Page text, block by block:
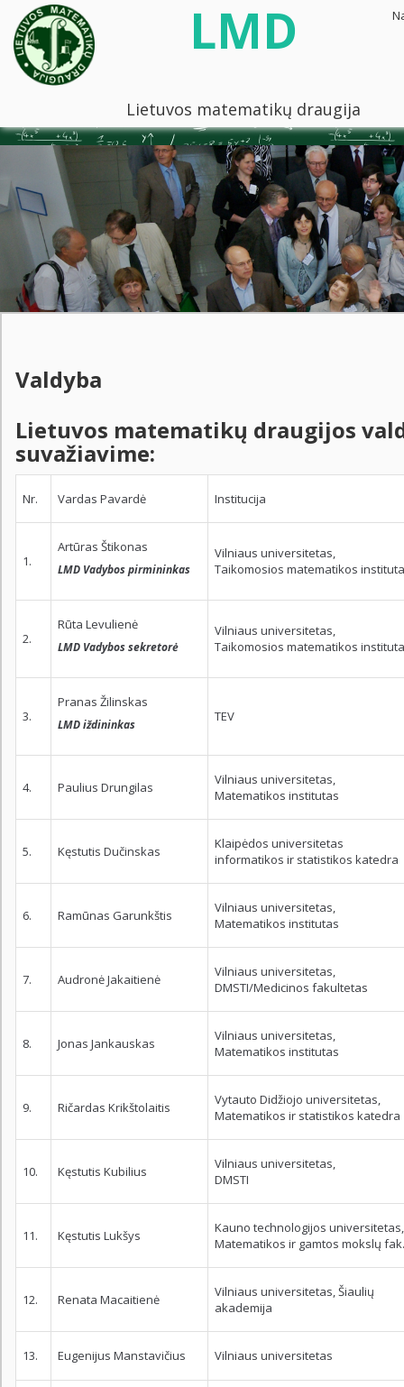
LMD
Lietuvos matematikų draugija
Valdyba
Lietuvos matematikų draugijos
suvažiavime:
Nr. Vardas Pavardė Institucija
1.
Artūras Štikonas
LMD Vadybos pirmininkas
Vilniaus universitetas,
Taikomosios matematikos
2.
Rūta Levulienė
LMD Vadybos sekretorė
Vilniaus universitetas,
Taikomosios matematikos
3.
Pranas Žilinskas
LMD iždininkas
TEV
4. Paulius Drungilas
Vilniaus universitetas,
Matematikos institutas
5. Kęstutis Dučinskas
Klaipėdos universitetas
informatikos ir statistikos katedra
6. Ramūnas Garunkštis
Vilniaus universitetas,
Matematikos institutas
7. Audronė Jakaitienė
Vilniaus universitetas,
DMSTI/Medicinos fakultetas
8. Jonas Jankauskas
Vilniaus universitetas,
Matematikos institutas
9. Ričardas Krikštolaitis
Vytauto Didžiojo universitetas,
Matematikos ir statistikos katedra
10. Kęstutis Kubilius
Vilniaus universitetas,
DMSTI
11. Kęstutis Lukšys
Kauno technologijos universitetas,
Matematikos ir gamtos mokslų fak.
12. Renata Macaitienė
Vilniaus universitetas, Šiaulių
akademija
13. Eugenijus Manstavičius Vilniaus universitetas